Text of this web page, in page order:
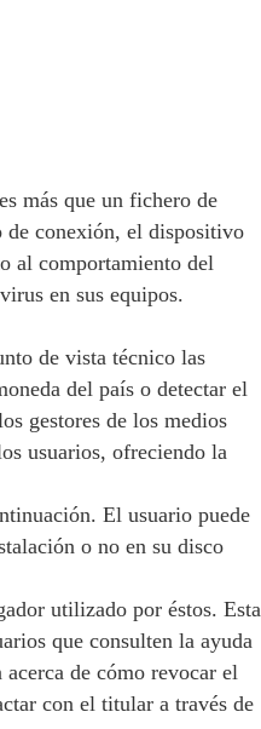
más que un fichero de
de conexión, el dispositivo
al comportamiento del
en sus equipos.
de vista técnico las
del país o detectar el
gestores de los medios
usuarios, ofreciendo la
El usuario puede
o no en su disco
utilizado por éstos. Esta
que consulten la ayuda
de cómo revocar el
con el titular a través de